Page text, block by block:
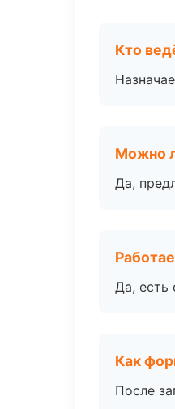
Кто
Можно
Да,
Да, есть
Как
После